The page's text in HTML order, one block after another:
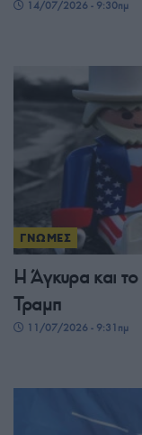
14/07/2026 - 9:30πμ
ΓΝΩΜΕΣ
Η Άγκυρα και το
Τραμπ
11/07/2026 - 9:31πμ